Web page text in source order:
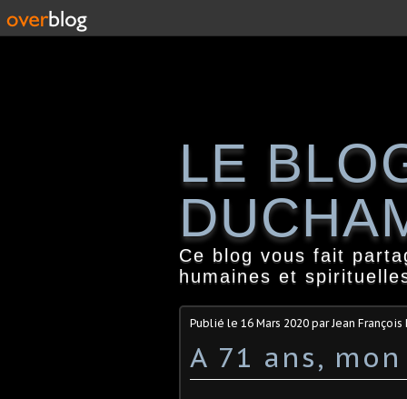
LE
Ce blog vous fait
humaines et
Publié le 16 Mars 2020 par Jean François
A 71 ans,